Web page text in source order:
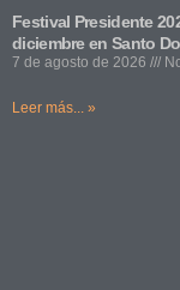
Festival Presidente
diciembre en Santo
7 de agosto de 2026
Leer más... »